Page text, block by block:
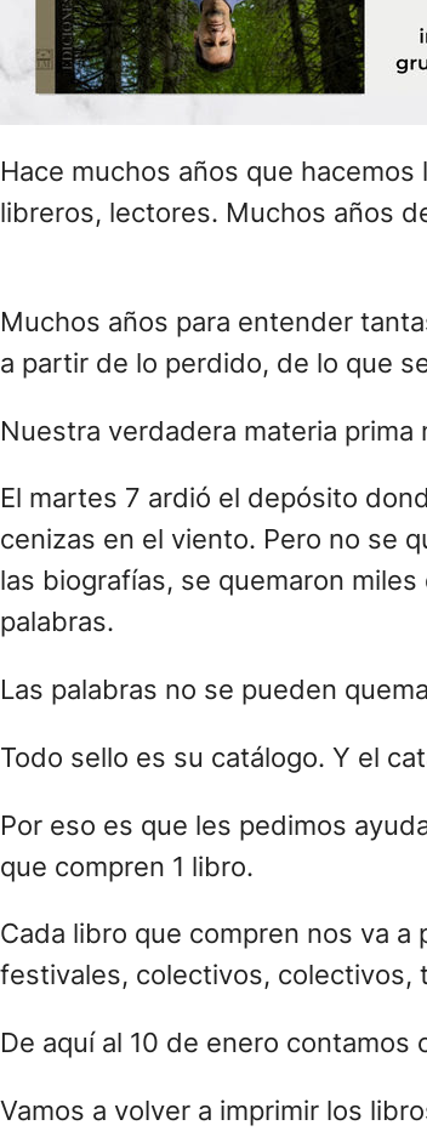
Hace muchos años que
libreros, lectores. Muchos años
Muchos años para entender
a partir de lo perdido, de lo que
Nuestra verdadera materia
El martes 7 ardió el depósito
cenizas en el viento. Pero no se
las biografías, se quemaron
palabras.
Las palabras no se pueden
Todo sello es su catálogo. Y el
Por eso es que les pedimos
que compren 1 libro.
Cada libro que compren nos va
festivales, colectivos, colectivos,
De aquí al 10 de enero contamos
Vamos a volver a imprimir los